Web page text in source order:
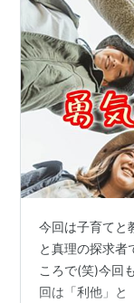
今回は子育てと
と真理の探求者
ころで(笑)今回
回は「利他」と